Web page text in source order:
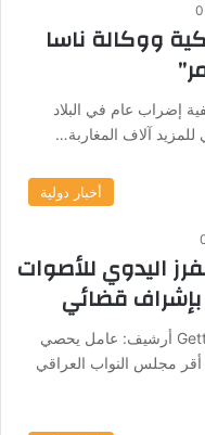
0
ووكالة ناسا
إضراب عام في البلاد
آلاف المغاربة…
أخبار دولية
اليدوي للأصوات
بإشراف قضائي
مصدر الصورة Getty Images Image caption أرشيف: عامل يحصي
أقر مجلس النواب العراقي